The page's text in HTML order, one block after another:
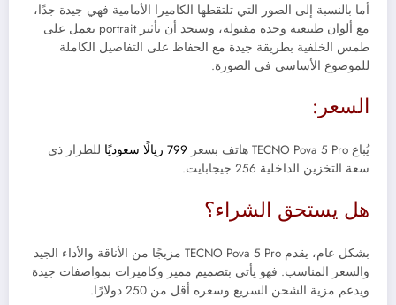
أما بالنسبة إلى الصور التي تلتقطها الكاميرا الأمامية فهي جيدة جدًا،
مع ألوان طبيعية وحدة مقبولة، وستجد أن تأثيرportrait يعمل على
طمس الخلفية بطريقة جيدة مع الحفاظ على التفاصيل الكاملة
للموضوع الأساسي في الصورة.
السعر:
يُباع TECNO Pova 5 Pro هاتف بسعر 799 ريالًا سعوديًا
للطراز ذي
سعة التخزين الداخلية 256 جيجابايت.
هل يستحق الشراء؟
بشكل عام، يقدم TECNO Pova 5 Pro مزيجًا من الأناقة والأداء الجيد
والسعر المناسب. فهو يأتي بتصميم مميز وكاميرات بمواصفات جيدة
ويدعم مزية الشحن السريع وسعره أقل من 250 دولارًا.